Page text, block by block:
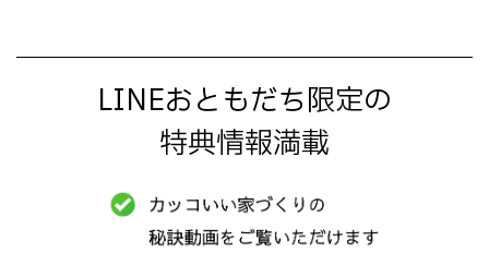
LINEおともだち限定の
特典情報満載